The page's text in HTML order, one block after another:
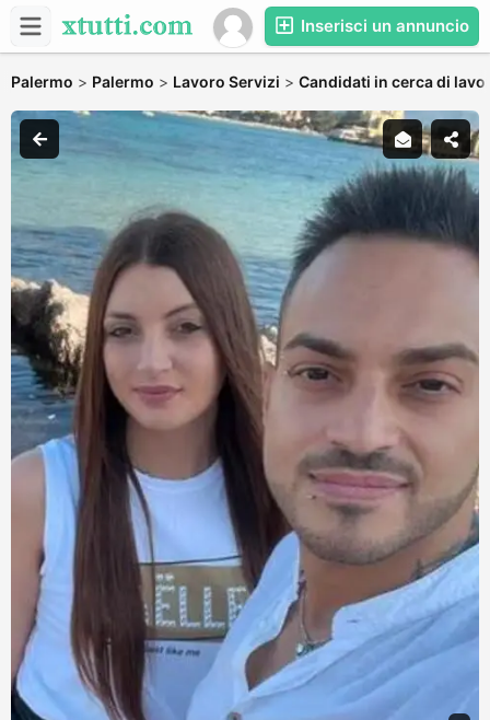
Inserisci un annuncio
Palermo > Palermo > Lavoro Servizi > Candidati in cerca di